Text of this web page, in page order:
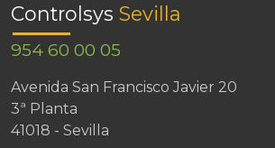
Controlsys Sevilla
954 60 00 05
Avenida San Francisco Javier 20
3ª Planta
41018 - Sevilla